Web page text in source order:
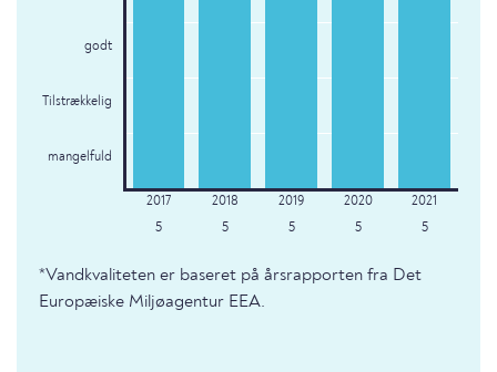
godt
Tilstrækkelig
mangelfuld
5 5 5 5 5
*Vandkvaliteten er baseret på årsrapporten fra Det
Europæiske Miljøagentur EEA.